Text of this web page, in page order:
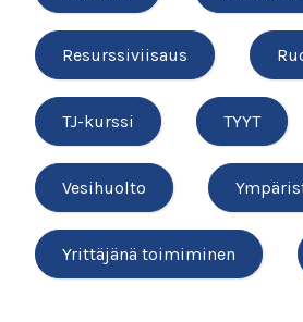
Resurssiviisaus
TJ-kurssi TYYT
Vesihuolto
Yrittäjänä toimiminen